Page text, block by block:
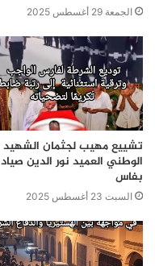
الجمعة 29 أغسطس 2025
تشييع مهيب لجثمان الشهيد
الوطني العميد نور الدين صياد
بفاس
السبت 23 أغسطس 2025